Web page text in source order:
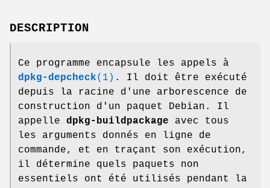
DESCRIPTION
Ce programme encapsule les appels à
dpkg-depcheck(1) . Il doit être exécuté
depuis la racine d'une arborescence de
construction d'un paquet Debian. Il
appelle dpkg-buildpackage avec tous
les arguments donnés en ligne de
commande, et en traçant son exécution,
il détermine quels paquets non
essentiels ont été utilisés pendant la